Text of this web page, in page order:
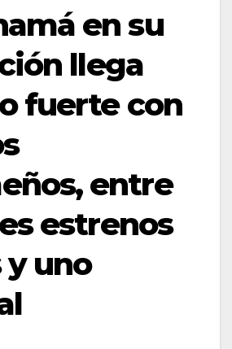
en su
llega
fuerte con
entre
estrenos
y uno